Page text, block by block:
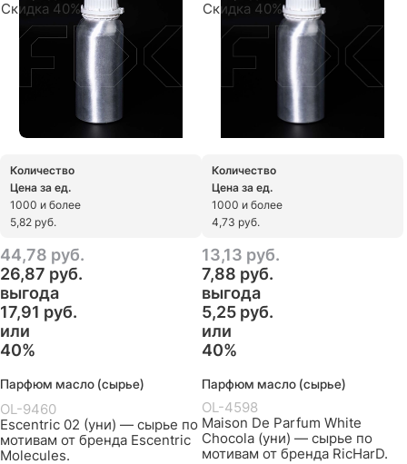
Скидка 40%
Количество
Цена за ед.
1000 и более
5,82 руб.
44,78 руб.
26,87 руб.
выгода
17,91 руб.
или
40%
Парфюм масло (сырье)
OL-9460
Escentric 02 (уни) — сырье по
мотивам от бренда Escentric
Molecules.
Скидка 40%
Количество
Цена за ед.
1000 и более
4,73 руб.
13,13 руб.
7,88 руб.
выгода
5,25 руб.
или
40%
Парфюм масло (сырье)
OL-4598
Maison De Parfum White
Chocola (уни) — сырье по
мотивам от бренда RicHarD.